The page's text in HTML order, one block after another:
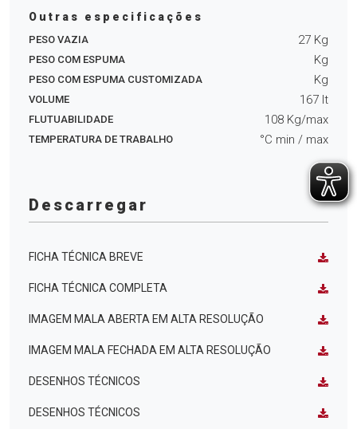
Outras especificações
PESO VAZIA 27 Kg
PESO COM ESPUMA Kg
PESO COM ESPUMA CUSTOMIZADA Kg
VOLUME 167 lt
FLUTUABILIDADE 108 Kg/max
TEMPERATURA DE TRABALHO °C min / max
Descarregar
FICHA TÉCNICA BREVE
FICHA TÉCNICA COMPLETA
IMAGEM MALA ABERTA EM ALTA RESOLUÇÃO
IMAGEM MALA FECHADA EM ALTA RESOLUÇÃO
DESENHOS TÉCNICOS
DESENHOS TÉCNICOS